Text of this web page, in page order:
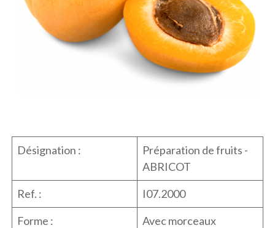
Désignation :
Préparation de fruits -
ABRICOT
Ref. :
I07.2000
Forme :
Avec morceaux